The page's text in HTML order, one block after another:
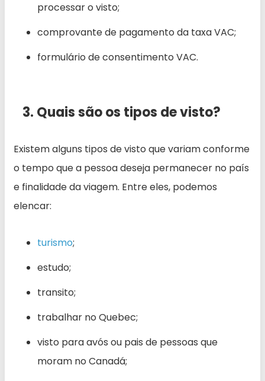
processar o visto;
comprovante de pagamento da taxa VAC;
formulário de consentimento VAC.
3. Quais são os tipos de visto?
Existem alguns tipos de visto que variam conforme
o tempo que a pessoa deseja permanecer no país
e finalidade da viagem. Entre eles, podemos
elencar:
turismo;
estudo;
transito;
trabalhar no Quebec;
visto para avós ou pais de pessoas que
moram no Canadá;